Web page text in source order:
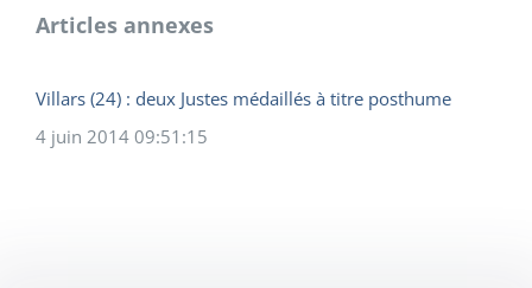
Articles annexes
Villars (24) : deux Justes médaillés à titre posthume
4 juin 2014 09:51:15